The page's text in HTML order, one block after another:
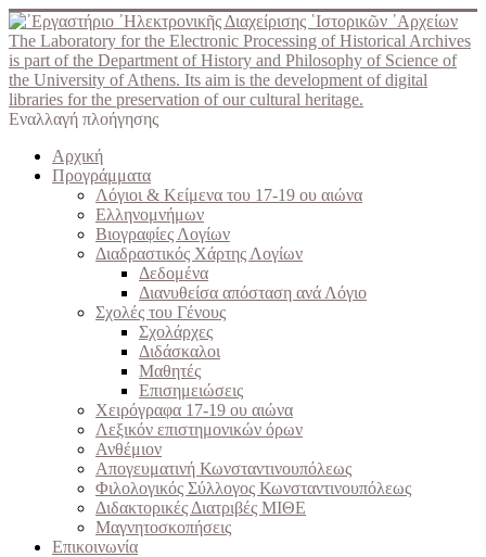
The Laboratory for the Electronic Processing of Historical Archives
is part of the Department of History and Philosophy of Science of
the University of Athens. Its aim is the development of digital
libraries for the preservation of our cultural heritage.
Εναλλαγή πλοήγησης
Αρχική
Προγράμματα
Λόγιοι & Κείμενα του 17-19 ου αιώνα
Ελληνομνήμων
Βιογραφίες Λογίων
Διαδραστικός Χάρτης Λογίων
Δεδομένα
Διανυθείσα απόσταση ανά Λόγιο
Σχολές του Γένους
Σχολάρχες
Διδάσκαλοι
Μαθητές
Επισημειώσεις
Χειρόγραφα 17-19 ου αιώνα
Λεξικόν επιστημονικών όρων
Ανθέμιον
Απογευματινή Κωνσταντινουπόλεως
Φιλολογικός Σύλλογος Κωνσταντινουπόλεως
Διδακτορικές Διατριβές ΜΙΘΕ
Μαγνητοσκοπήσεις
Επικοινωνία